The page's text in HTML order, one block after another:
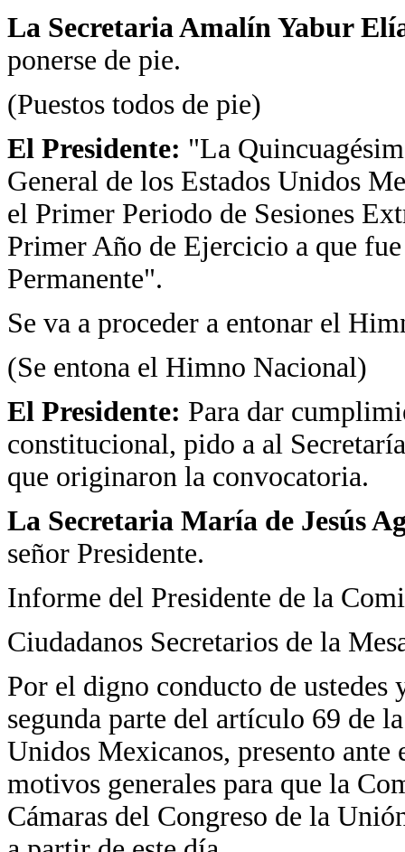
La Secretaria Amalín Yabur
ponerse de pie.
(Puestos todos de pie)
El Presidente: "La
General de los Estados Unidos
el Primer Periodo de Sesiones
Primer Año de Ejercicio a que
Permanente".
Se va a proceder a entonar el
(Se entona el Himno Nacional)
El Presidente: Para dar
constitucional, pido a al
que originaron la convocatoria.
La Secretaria María de Jesús
señor Presidente.
Informe del Presidente de la
Ciudadanos Secretarios de la
Por el digno conducto de
segunda parte del artículo 69 de
Unidos Mexicanos, presento ante
motivos generales para que la
Cámaras del Congreso de la